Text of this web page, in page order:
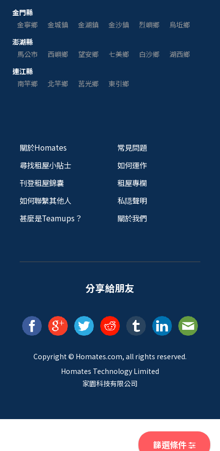
篩選條件
金門縣
金寧鄉
金城鎮 金湖鎮 金沙鎮 烈嶼鄉
烏坵鄉
澎湖縣
馬公市
西嶼鄉 望安鄉 七美鄉 白沙鄉
湖西鄉
連江縣
南竿鄉
北竿鄉 莒光鄉 東引鄉
關於Homates
尋找租屋小貼士
刊登租屋錦囊
如何聯繫其他人
甚麼是Teamups？
常見問題
如何運作
租屋專欄
私隠聲明
關於我們
分享給朋友
Copyright © Homates.com, all rights reserved.
Homates Technology Limited
家園科技有限公司